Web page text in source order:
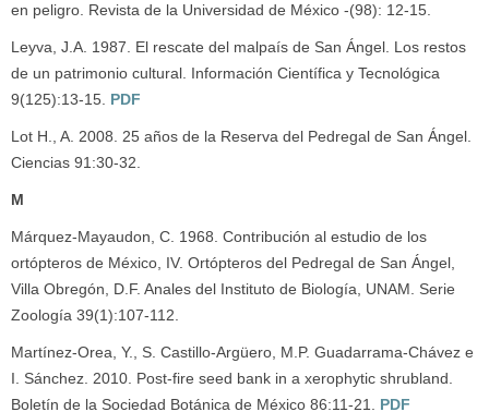
en peligro. Revista de la Universidad de México -(98): 12-15.
Leyva, J.A. 1987. El rescate del malpaís de San Ángel. Los restos
de un patrimonio cultural. Información Científica y Tecnológica
9(125):13-15. PDF
Lot H., A. 2008. 25 años de la Reserva del Pedregal de San Ángel.
Ciencias 91:30-32.
M
Márquez-Mayaudon, C. 1968. Contribución al estudio de los
ortópteros de México, IV. Ortópteros del Pedregal de San Ángel,
Villa Obregón, D.F. Anales del Instituto de Biología, UNAM. Serie
Zoología 39(1):107-112.
Martínez-Orea, Y., S. Castillo-Argüero, M.P. Guadarrama-Chávez e
I. Sánchez. 2010. Post-fire seed bank in a xerophytic shrubland.
Boletín de la Sociedad Botánica de México 86:11-21. PDF